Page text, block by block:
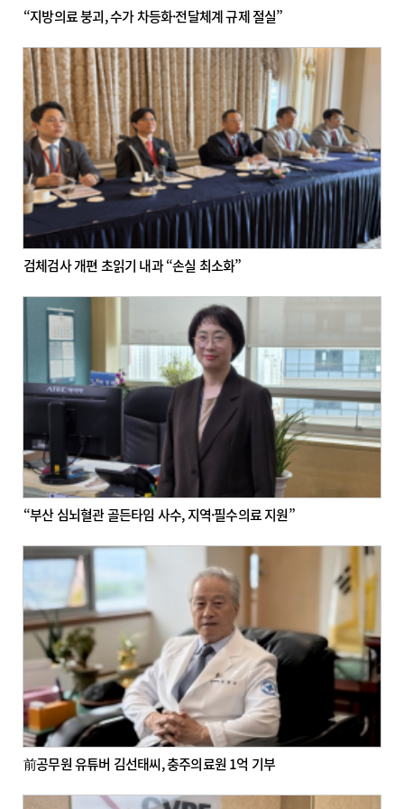
“지방의료 붕괴, 수가 차등화·전달체계 규제 절실”
검체검사 개편 초읽기 내과 “손실 최소화”
“부산 심뇌혈관 골든타임 사수, 지역·필수의료 지원”
前공무원 유튜버 김선태씨, 충주의료원 1억 기부